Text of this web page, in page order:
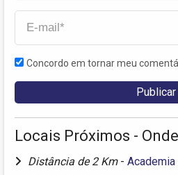
Concordo em tornar meu
Locais Próximos -
Distância de 2 Km - Academia